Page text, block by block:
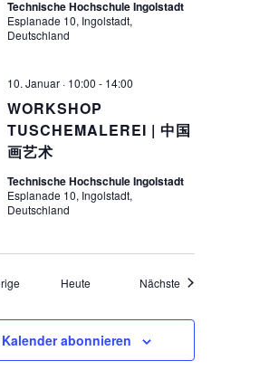
Technische Hochschule Ingolstadt
Esplanade 10, Ingolstadt,
Deutschland
WORKSHOP
TUSCHEMALEREI | 中国
画艺术
10. Januar · 10:00 - 14:00
Technische Hochschule Ingolstadt
Esplanade 10, Ingolstadt,
Deutschland
Veranstaltungen
Heute Nächste Veranstaltungen
Kalender abonnieren